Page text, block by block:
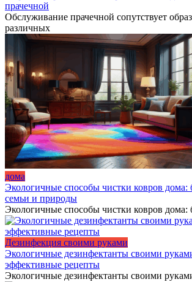
прачечной
Обслуживание прачечной сопутствует
различных
дома
Экологичные способы чистки ковров дома:
семьи и природы
Экологичные способы чистки ковров дома:
Дезинфекция своими руками
Экологичные дезинфектанты своими
эффективные рецепты
Экологичные дезинфектанты своими